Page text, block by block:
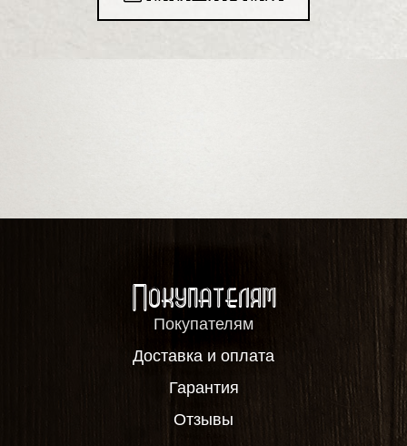
Покупателям
Покупателям
Доставка и оплата
Гарантия
Отзывы